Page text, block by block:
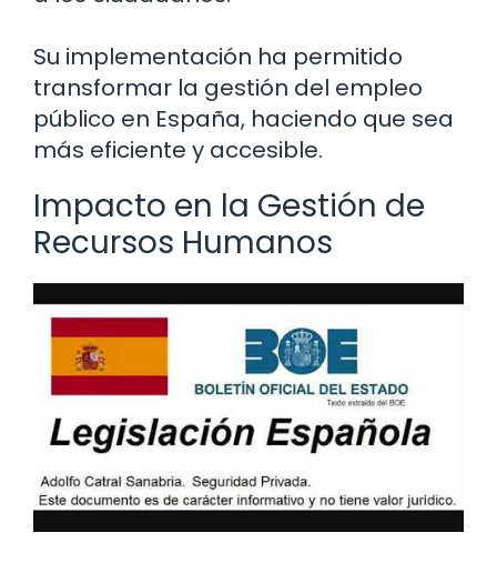
Su implementación ha permitido
transformar la gestión del empleo
público en España, haciendo que sea
más eficiente y accesible.
Impacto en la Gestión de
Recursos Humanos